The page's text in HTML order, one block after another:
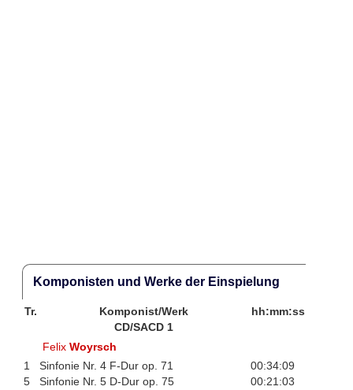
Komponisten und Werke der Einspielung
Tr. Komponist/Werk
hh:mm:ss
CD/SACD 1
FelixWoyrsch
1
Sinfonie Nr. 4 F-Dur op. 71
00:34:09
5
Sinfonie Nr. 5 D-Dur op. 75
00:21:03